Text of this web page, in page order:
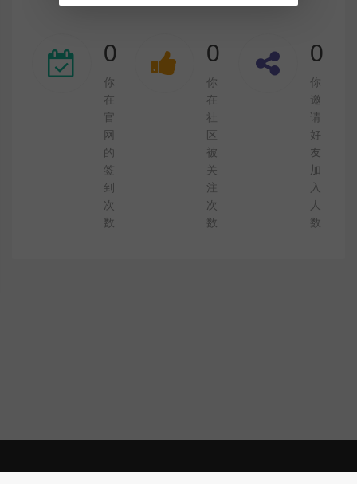
0
你
在
官
网
的
签
到
次
数
0
你
在
社
区
被
关
注
次
数
0
你
邀
请
好
友
加
入
人
数